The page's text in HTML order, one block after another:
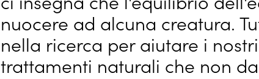
nuocere ad alcuna creatura.
nella ricerca per aiutare i
trattamenti naturali che non